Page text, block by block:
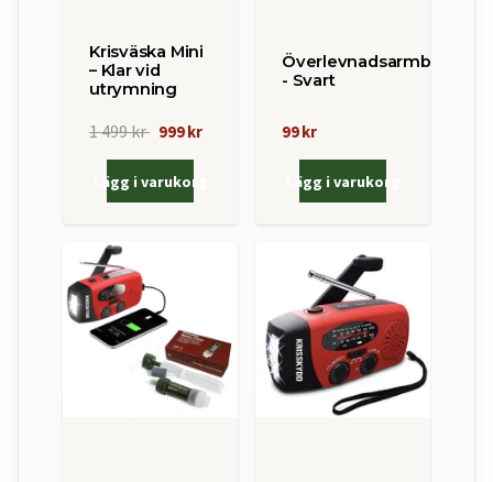
Krisväska Mini
– Klar vid
utrymning
1 499 kr 999 kr
Lägg i varukorg
Överlevnadsarmband
- Svart
99 kr
Lägg i varukorg